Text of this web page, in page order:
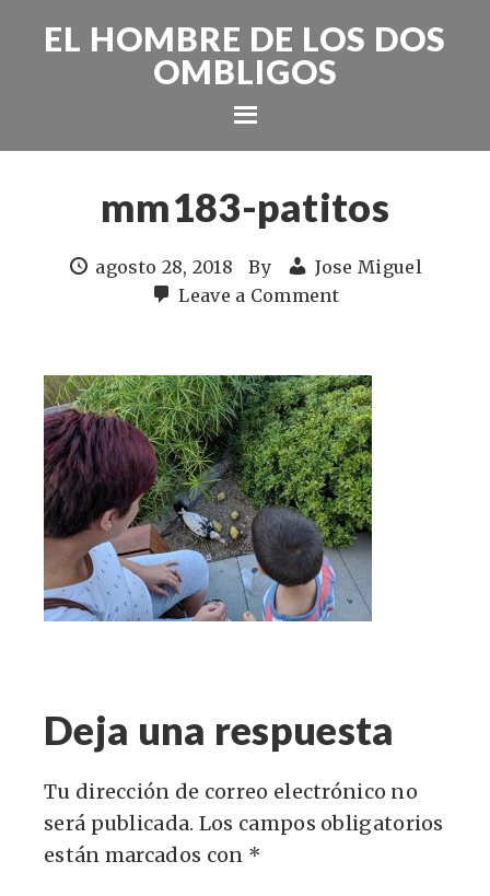
EL HOMBRE DE LOS DOS
OMBLIGOS
mm183-patitos
agosto 28, 2018 By
Jose Miguel
Leave a Comment
Deja una respuesta
Tu dirección de correo electrónico no
será publicada. Los campos obligatorios
están marcados con *